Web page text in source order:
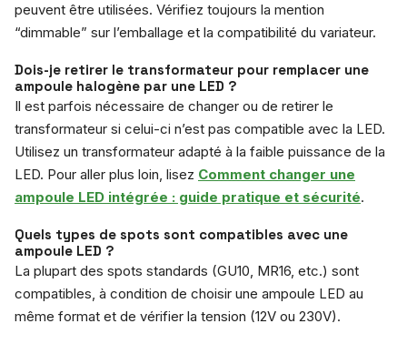
peuvent être utilisées. Vérifiez toujours la mention
“dimmable” sur l’emballage et la compatibilité du variateur.
Dois-je retirer le transformateur pour remplacer une
ampoule halogène par une LED ?
Il est parfois nécessaire de changer ou de retirer le
transformateur si celui-ci n’est pas compatible avec la LED.
Utilisez un transformateur adapté à la faible puissance de la
LED. Pour aller plus loin, lisez Comment changer une
ampoule LED intégrée : guide pratique et sécurité.
Quels types de spots sont compatibles avec une
ampoule LED ?
La plupart des spots standards (GU10, MR16, etc.) sont
compatibles, à condition de choisir une ampoule LED au
même format et de vérifier la tension (12V ou 230V).